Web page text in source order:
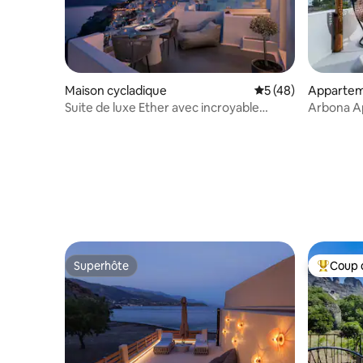
Maison cycladique Évaluation
5 (48)
Suite de luxe Ether avec incroyable
Arbona
Superhôte
Superhôte Coups
Coup